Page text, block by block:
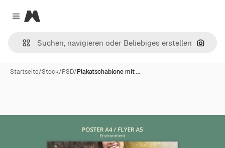
Close menu
Magnific
Nach
Startseite/Stock/PSD/Plakatschablone mit …